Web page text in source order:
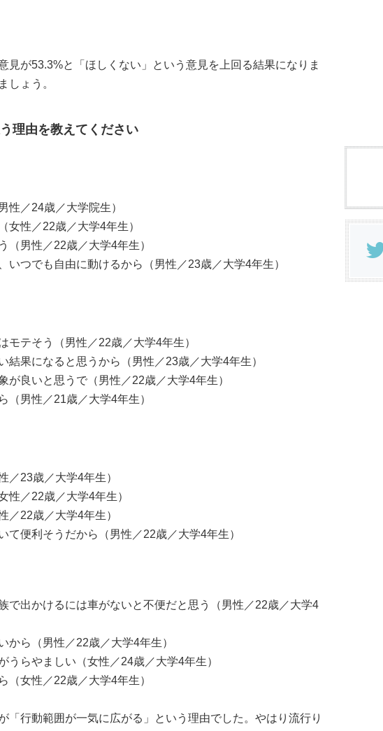
見が53.3%と「ほしくない」という意見を上回る結果になりま
しょう。
理由を教えてください
性／24歳／大学院生）
女性／22歳／大学4年生）
（男性／22歳／大学4年生）
いつでも自由に動けるから（男性／23歳／大学4年生）
モテそう（男性／22歳／大学4年生）
結果になると思うから（男性／23歳／大学4年生）
が良いと思うで（男性／22歳／大学4年生）
（男性／21歳／大学4年生）
／23歳／大学4年生）
性／22歳／大学4年生）
／22歳／大学4年生）
て便利そうだから（男性／22歳／大学4年生）
で出かけるには車がないと不便だと思う（男性／22歳／大学4
から（男性／22歳／大学4年生）
うらやましい（女性／24歳／大学4年生）
（女性／22歳／大学4年生）
「行動範囲が一気に広がる」という理由でした。やはり流行り